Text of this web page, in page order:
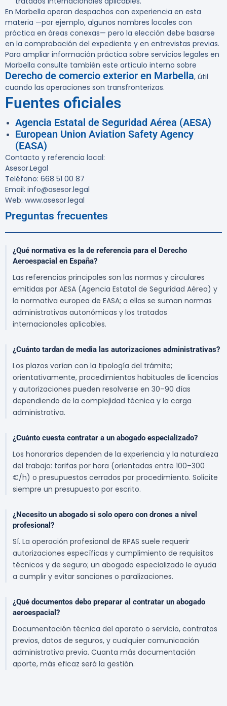
En Marbella operan despachos con experiencia en esta
materia —por ejemplo, algunos nombres locales con
práctica en áreas conexas— pero la elección debe basarse
en la comprobación del expediente y en entrevistas previas.
Para ampliar información práctica sobre servicios legales en
Marbella consulte también este artículo interno sobre
Derecho de comercio exterior en Marbella, útil
cuando las operaciones son transfronterizas.
Fuentes oficiales
Agencia Estatal de Seguridad Aérea (AESA)
European Union Aviation Safety Agency
(EASA)
Contacto y referencia local:
Asesor.Legal
Teléfono: 668 51 00 87
Email: info@asesor.legal
Web: www.asesor.legal
Preguntas frecuentes
¿Qué normativa es la de referencia para el Derecho
Aeroespacial en España?
Las referencias principales son las normas y circulares
emitidas por AESA (Agencia Estatal de Seguridad Aérea) y
la normativa europea de EASA; a ellas se suman normas
administrativas autonómicas y los tratados
internacionales aplicables.
¿Cuánto tardan de media las autorizaciones administrativas?
Los plazos varían con la tipología del trámite;
orientativamente, procedimientos habituales de licencias
y autorizaciones pueden resolverse en 30–90 días
dependiendo de la complejidad técnica y la carga
administrativa.
¿Cuánto cuesta contratar a un abogado especializado?
Los honorarios dependen de la experiencia y la naturaleza
del trabajo: tarifas por hora (orientadas entre 100–300
€/h) o presupuestos cerrados por procedimiento. Solicite
siempre un presupuesto por escrito.
¿Necesito un abogado si solo opero con drones a nivel
profesional?
Sí. La operación profesional de RPAS suele requerir
autorizaciones específicas y cumplimiento de requisitos
técnicos y de seguro; un abogado especializado le ayuda
a cumplir y evitar sanciones o paralizaciones.
¿Qué documentos debo preparar al contratar un abogado
aeroespacial?
Documentación técnica del aparato o servicio, contratos
previos, datos de seguros, y cualquier comunicación
administrativa previa. Cuanta más documentación
aporte, más eficaz será la gestión.